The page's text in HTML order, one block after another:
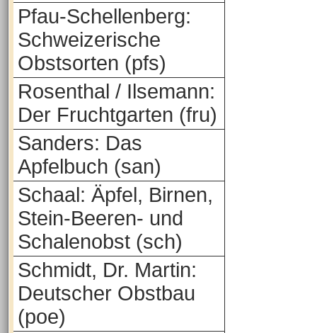
Pfau-Schellenberg:
Schweizerische
Obstsorten (pfs)
Rosenthal / Ilsemann:
Der Fruchtgarten (fru)
Sanders: Das
Apfelbuch (san)
Schaal: Äpfel, Birnen,
Stein-Beeren- und
Schalenobst (sch)
Schmidt, Dr. Martin:
Deutscher Obstbau
(poe)